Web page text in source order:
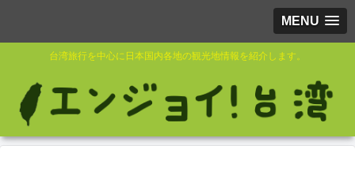
MENU
台湾旅行を中心に日本国内各地の観光地情報を紹介します。